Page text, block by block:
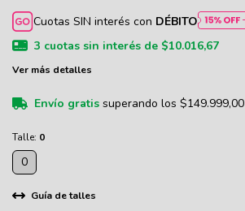
Cuotas SIN interés con DÉBITO
3 cuotas sin interés de $10.016,67
Ver más detalles
Envío gratis superando los $149.999,00
Talle: 0
0
Guía de talles